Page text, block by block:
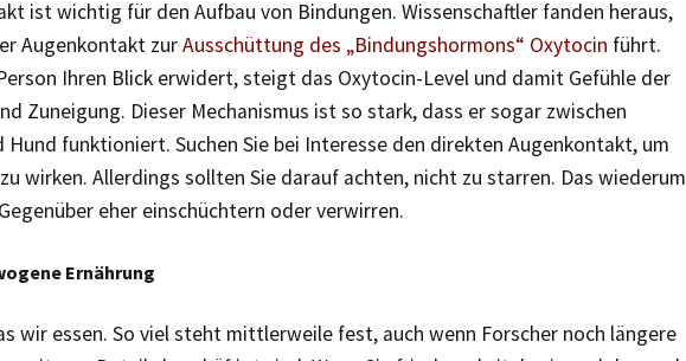
ist wichtig für den Aufbau von Bindungen. Wissenschaftler fanden heraus,
Augenkontakt zurAusschüttung des „Bindungshormons“ Oxytocin führt.
Ihren Blick erwidert, steigt das Oxytocin-Level und damit Gefühle der
Zuneigung. Dieser Mechanismus ist so stark, dass er sogar zwischen
Hund funktioniert. Suchen Sie bei Interesse den direkten Augenkontakt, um
wirken. Allerdings sollten Sie darauf achten, nicht zu starren. Das wiederum
eher einschüchtern oder verwirren.
Ernährung
wir essen. So viel steht mittlerweile fest, auch wenn Forscher noch längere